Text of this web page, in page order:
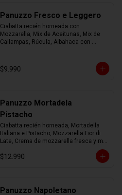
Panuzzo Fresco e Leggero
Ciabatta recién horneada con
Mozzarella, Mix de Aceitunas, Mix de
Callampas, Rúcula, Albahaca con
$9.990
Panuzzo Mortadela
Pistacho
Ciabatta recién horneada, Mortadella
Italiana e Pistacho, Mozzarella Fior di
Late, Crema de mozzarella fresca y mix
$12.990
Panuzzo Napoletano